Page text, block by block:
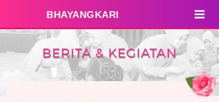
BHAYANGKARI
BERITA & KEGIATAN